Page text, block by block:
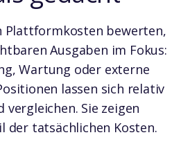
Plattformkosten bewerten,
Ausgaben im Fokus:
Wartung oder externe
lassen sich relativ
vergleichen. Sie zeigen
der tatsächlichen Kosten.